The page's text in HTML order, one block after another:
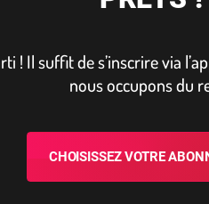
! Il suffit de s’inscrire via
nous occupons du
CHOISISSEZ VOTRE